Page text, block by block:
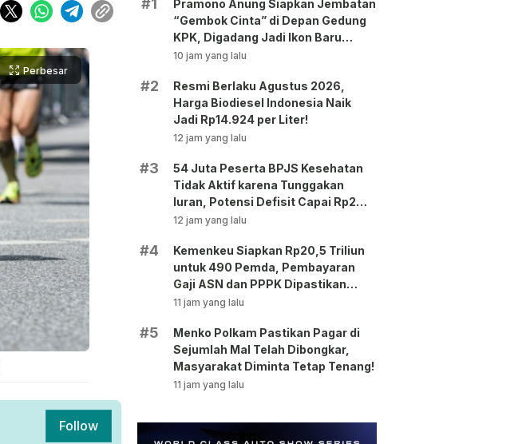
Perbesar
Follow
#1
Pramono Anung Siapkan Jembatan
“Gembok Cinta” di Depan Gedung
KPK, Digadang Jadi Ikon Baru
Jakarta!
10 jam yang lalu
#2
Resmi Berlaku Agustus 2026,
Harga Biodiesel Indonesia Naik
Jadi Rp14.924 per Liter!
12 jam yang lalu
#3
54 Juta Peserta BPJS Kesehatan
Tidak Aktif karena Tunggakan
Iuran, Potensi Defisit Capai Rp2
Triliun per Bulan!
12 jam yang lalu
#4
Kemenkeu Siapkan Rp20,5 Triliun
untuk 490 Pemda, Pembayaran
Gaji ASN dan PPPK Dipastikan
Tetap Berjalan!
11 jam yang lalu
#5
Menko Polkam Pastikan Pagar di
Sejumlah Mal Telah Dibongkar,
Masyarakat Diminta Tetap Tenang!
11 jam yang lalu